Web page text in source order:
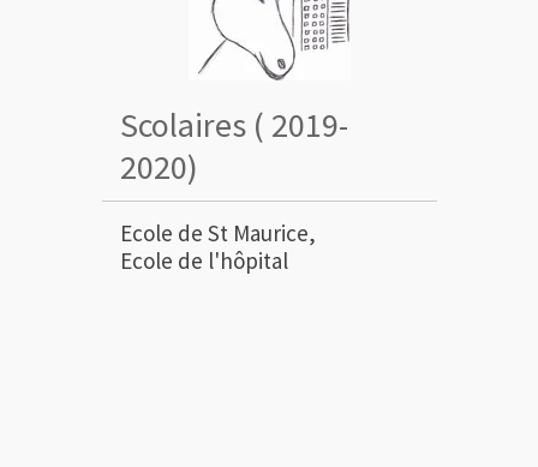
Scolaires ( 2019-
2020)
Ecole de St Maurice,
Ecole de l'hôpital